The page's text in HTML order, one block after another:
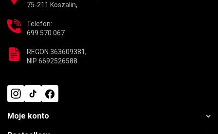
75-211 Koszalin,
Telefon:
699 570 067
REGON 363609381,
NIP 6692526588
Moje konto